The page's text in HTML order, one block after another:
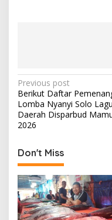
P
o
s
n
a
v
i
Previous post
Berikut Daftar
Lomba Nyanyi Solo Lagu
Daerah Disparbud
2026
Don't Miss